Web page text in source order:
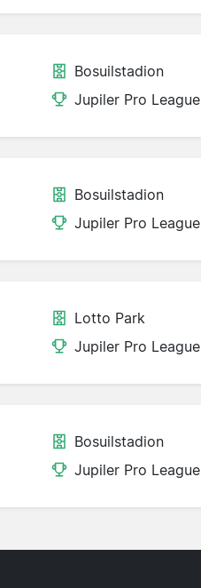
Bosuilstadion
Jupiler Pro League
Bosuilstadion
Jupiler Pro League
Lotto Park
Jupiler Pro League
Bosuilstadion
Jupiler Pro League